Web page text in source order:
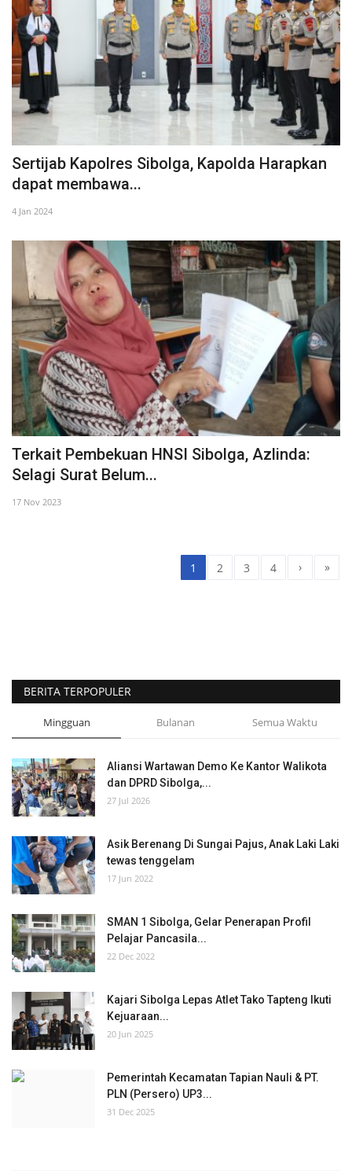
Sertijab Kapolres Sibolga, Kapolda Harapkan
dapat membawa...
4 Jan 2024
Terkait Pembekuan HNSI Sibolga, Azlinda:
Selagi Surat Belum...
17 Nov 2023
1 2 3 4 › »
BERITA TERPOPULER
Mingguan Bulanan Semua Waktu
Aliansi Wartawan Demo Ke Kantor Walikota
dan DPRD Sibolga,...
27 Jul 2026
Asik Berenang Di Sungai Pajus, Anak Laki Laki
tewas tenggelam
17 Jun 2022
SMAN 1 Sibolga, Gelar Penerapan Profil
Pelajar Pancasila...
22 Dec 2022
Kajari Sibolga Lepas Atlet Tako Tapteng Ikuti
Kejuaraan...
20 Jun 2025
Pemerintah Kecamatan Tapian Nauli & PT.
PLN (Persero) UP3...
31 Dec 2025